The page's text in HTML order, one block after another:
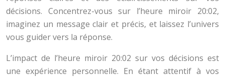
décisions. Concentrez-vous sur l’heure miroir 20:02,
imaginez un message clair et précis, et laissez l’univers
vous guider vers la réponse.
L’impact de l’heure miroir 20:02 sur vos décisions est
une expérience personnelle. En étant attentif à vos